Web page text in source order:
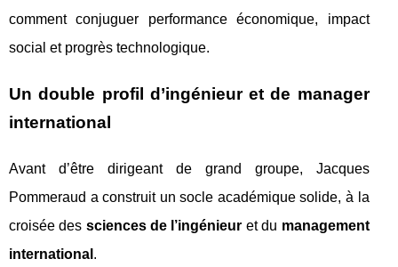
comment conjuguer performance économique, impact
social et progrès technologique.
Un double profil d’ingénieur et de manager
international
Avant d’être dirigeant de grand groupe, Jacques
Pommeraud a construit un socle académique solide, à la
croisée des sciences de l’ingénieur et du management
international .